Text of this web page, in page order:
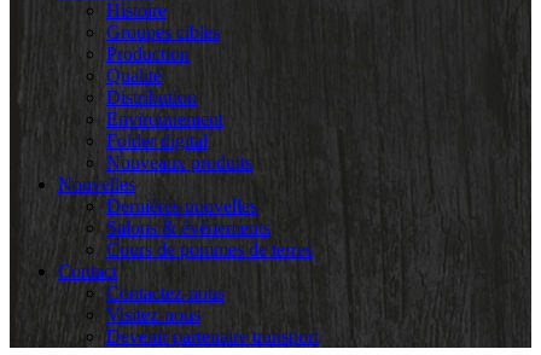
Histoire
Groupes cibles
Production
Qualité
Distribution
Environnement
Folder digital
Nouveaux produits
Nouvelles
Dernières nouvelles
Salons & événements
Cours de pommes de terres
Contact
Contactez-nous
Visitez-nous
Devenir partenaire transport